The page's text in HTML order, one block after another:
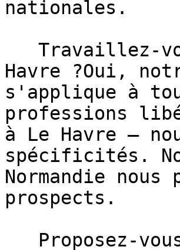
nationales.
Havre ?Oui,
s'applique à
professions
à Le Havre —
spécificités.
Normandie
prospects.